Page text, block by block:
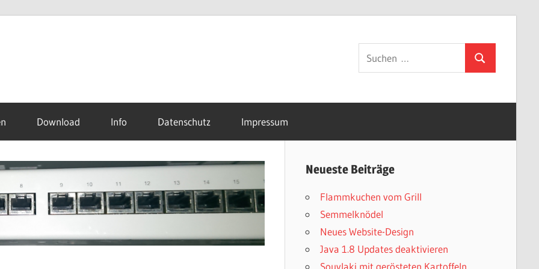
Suchen
nach:
Suchen
Download Info Datenschutz Impressum
Neueste Beiträge
Flammkuchen vom Grill
Semmelknödel
Neues Website-Design
Java 1.8 Updates deaktivieren
Souvlaki mit gerösteten Kartoffeln